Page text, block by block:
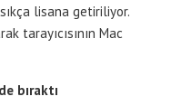
lisana getiriliyor.
tarayıcısının Mac
bıraktı